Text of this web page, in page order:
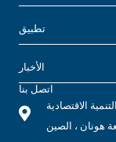
تطبيق
الأخبار
اتصل بنا
الاقتصادية
هونان ، الصين